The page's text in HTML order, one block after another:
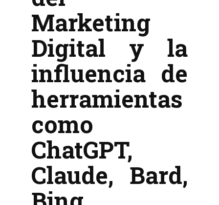
Marketing
Digital y la
influencia de
herramientas
como
ChatGPT,
Claude, Bard,